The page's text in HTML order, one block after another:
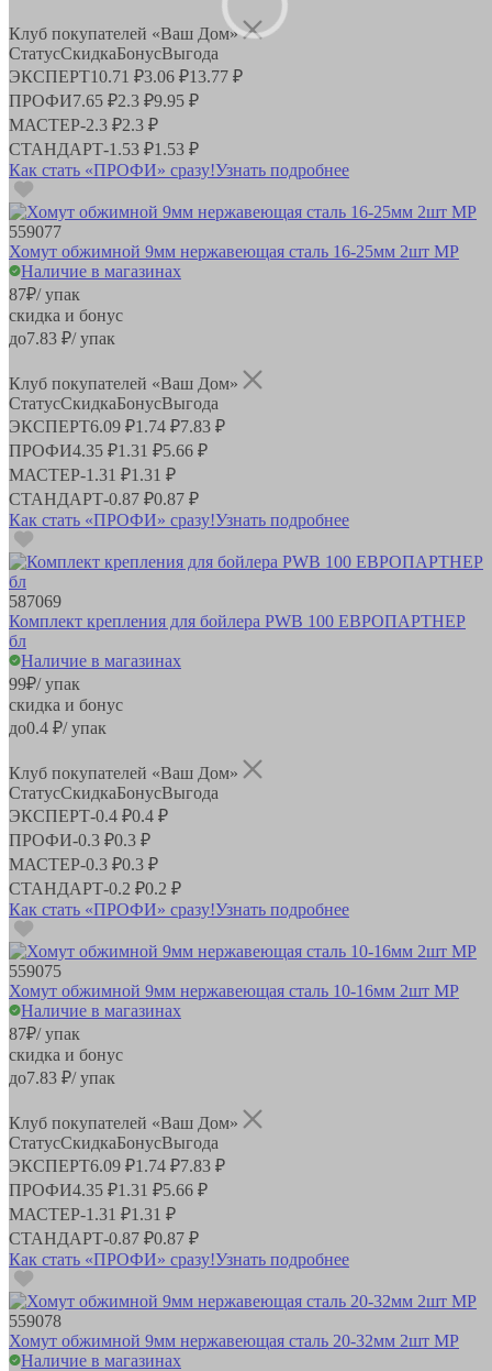
Клуб покупателей «Ваш Дом»
СтатусСкидкаБонусВыгода
ЭКСПЕРТ10.71 ₽3.06 ₽13.77 ₽
ПРОФИ7.65 ₽2.3 ₽9.95 ₽
МАСТЕР-2.3 ₽2.3 ₽
СТАНДАРТ-1.53 ₽1.53 ₽
Как стать «ПРОФИ» сразу!Узнать подробнее
559077
Хомут обжимной 9мм нержавеющая сталь 16-25мм 2шт MP
Наличие в магазинах
87₽/ упак
скидка и бонус
до7.83 ₽/ упак
Клуб покупателей «Ваш Дом»
СтатусСкидкаБонусВыгода
ЭКСПЕРТ6.09 ₽1.74 ₽7.83 ₽
ПРОФИ4.35 ₽1.31 ₽5.66 ₽
МАСТЕР-1.31 ₽1.31 ₽
СТАНДАРТ-0.87 ₽0.87 ₽
Как стать «ПРОФИ» сразу!Узнать подробнее
587069
Комплект крепления для бойлера PWB 100 ЕВРОПАРТНЕР
бл
Наличие в магазинах
99₽/ упак
скидка и бонус
до0.4 ₽/ упак
Клуб покупателей «Ваш Дом»
СтатусСкидкаБонусВыгода
ЭКСПЕРТ-0.4 ₽0.4 ₽
ПРОФИ-0.3 ₽0.3 ₽
МАСТЕР-0.3 ₽0.3 ₽
СТАНДАРТ-0.2 ₽0.2 ₽
Как стать «ПРОФИ» сразу!Узнать подробнее
559075
Хомут обжимной 9мм нержавеющая сталь 10-16мм 2шт MP
Наличие в магазинах
87₽/ упак
скидка и бонус
до7.83 ₽/ упак
Клуб покупателей «Ваш Дом»
СтатусСкидкаБонусВыгода
ЭКСПЕРТ6.09 ₽1.74 ₽7.83 ₽
ПРОФИ4.35 ₽1.31 ₽5.66 ₽
МАСТЕР-1.31 ₽1.31 ₽
СТАНДАРТ-0.87 ₽0.87 ₽
Как стать «ПРОФИ» сразу!Узнать подробнее
559078
Хомут обжимной 9мм нержавеющая сталь 20-32мм 2шт MP
Наличие в магазинах